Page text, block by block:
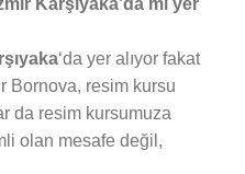
Karşıyaka’da mı yer
‘da yer alıyor fakat
Bornova, resim kursu
da resim kursumuza
olan mesafe değil,